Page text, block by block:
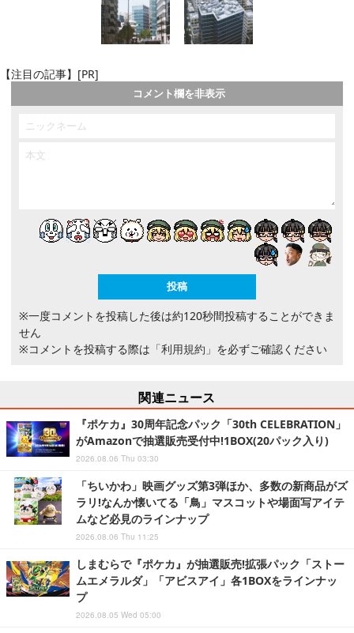
【注目の記事】[PR]
コメント欄を非表示
※一度コメントを投稿した後は約120秒間投稿することができま
せん
※コメントを投稿する際は 「利用規約」 を必ずご確認ください
関連ニュース
『ポケカ』30周年記念パック「30th CELEBRATION」
がAmazonで抽選販売受付中!1BOX(20パック入り)
2026.08.06 Thu 03:30
「ちいかわ」映画グッズ第3弾ほか、多数の新商品がズ
ラリ!なんか懐いてる「鳥」マスコットや場面写アイテ
ムなど必見のラインナップ
2026.08.06 Thu 11:25
しまむらで『ポケカ』が抽選販売!拡張パック「ストー
ムエメラルダ」「アビスアイ」各1BOXをラインナッ
プ
2026.08.05 Wed 05:00